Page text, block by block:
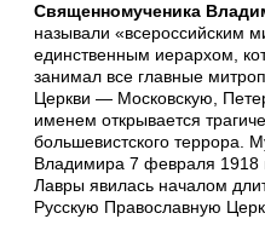
Священномученика
называли «всероссийским
единственным иерархом,
занимал все главные
Церкви — Московскую,
именем открывается
большевистского террора.
Владимира 7 февраля 1918
Лавры явилась началом
Русскую Православную